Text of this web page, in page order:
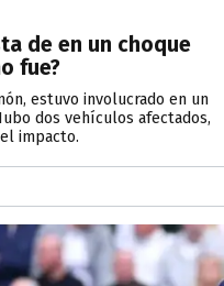
de en un choque
fue?
estuvo involucrado en un
dos vehículos afectados,
impacto.